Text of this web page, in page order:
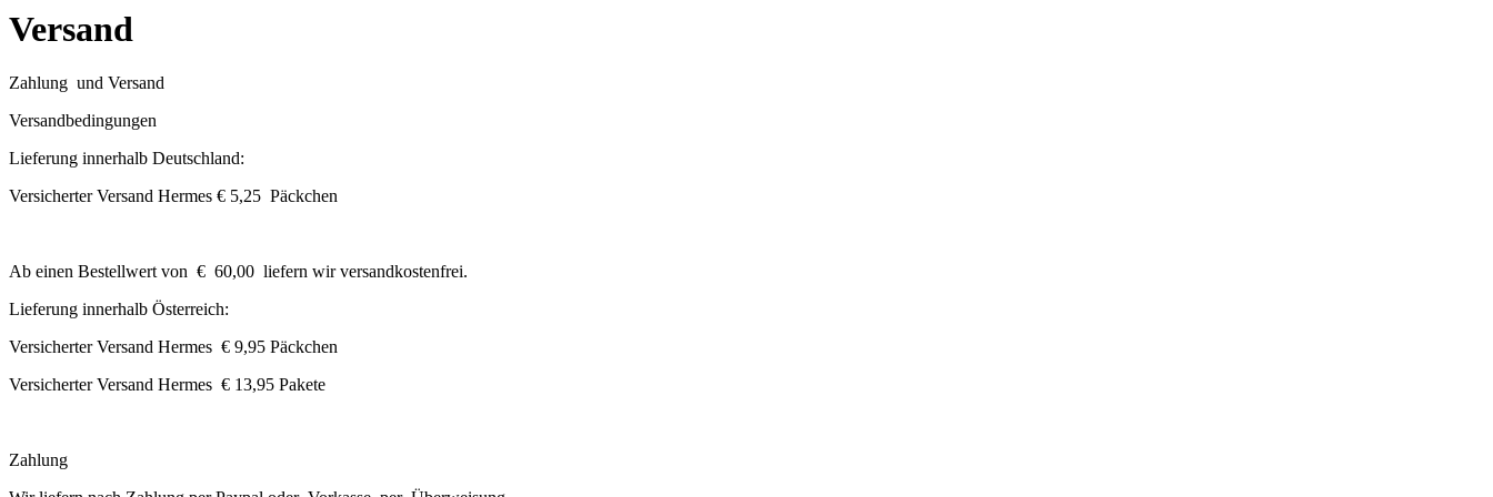
Versand
Zahlung und Versand
Versandbedingungen
Lieferung innerhalb Deutschland:
Versicherter Versand Hermes € 5,25 Päckchen
Ab einen Bestellwert von € 60,00 liefern wir versandkostenfrei.
Lieferung innerhalb Österreich:
Versicherter Versand Hermes € 9,95 Päckchen
Versicherter Versand Hermes € 13,95 Pakete
Zahlung